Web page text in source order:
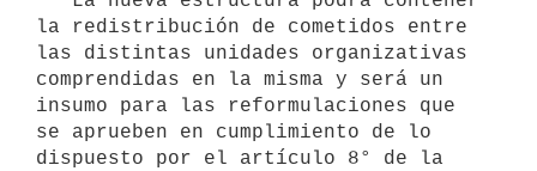
la redistribución de cometidos entre
las distintas unidades organizativas
comprendidas en la misma y será un
insumo para las reformulaciones que
se aprueben en cumplimiento de lo
dispuesto por el artículo 8° de la